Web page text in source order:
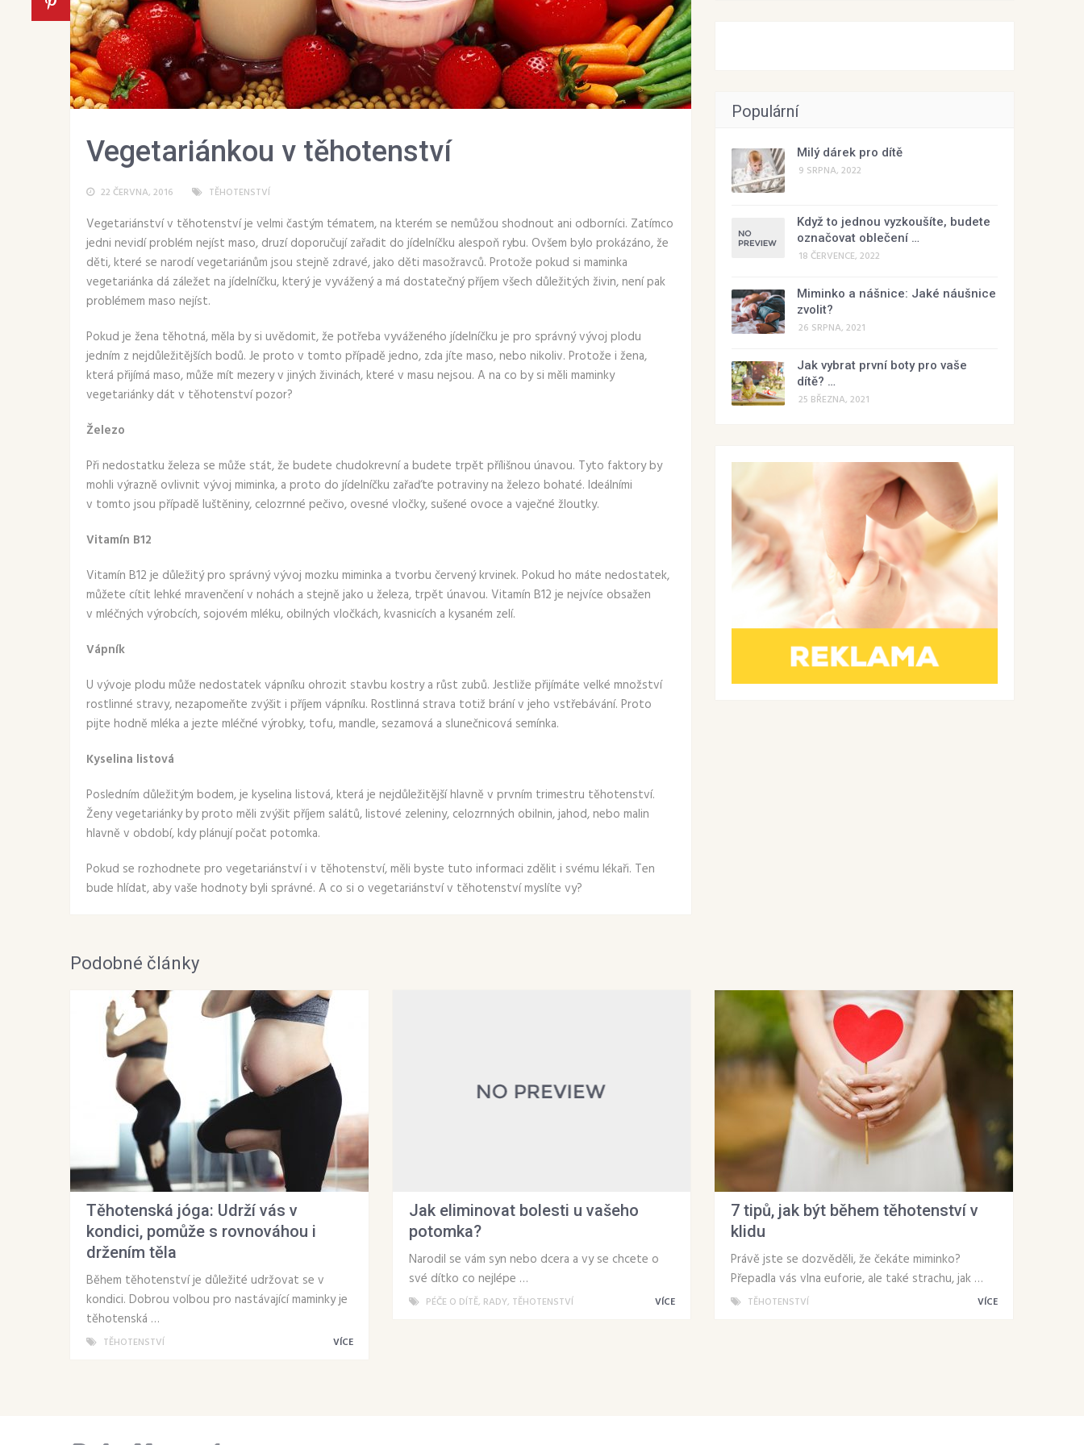
Vegetariánkou v těhotenství
22 ČERVNA, 2016 TĚHOTENSTVÍ
Vegetariánství v těhotenství je velmi častým tématem, na kterém se nemůžou shodnout ani odborníci. Zatímco
jedni nevidí problém nejíst maso, druzí doporučují zařadit do jídelníčku alespoň rybu. Ovšem bylo prokázáno, že
děti, které se narodí vegetariánům jsou stejně zdravé, jako děti masožravců. Protože pokud si maminka
vegetariánka dá záležet na jídelníčku, který je vyvážený a má dostatečný příjem všech důležitých živin, není pak
problémem maso nejíst.
Pokud je žena těhotná, měla by si uvědomit, že potřeba vyváženého jídelníčku je pro správný vývoj plodu
jedním z nejdůležitějších bodů. Je proto v tomto případě jedno, zda jíte maso, nebo nikoliv. Protože i žena,
která přijímá maso, může mít mezery v jiných živinách, které v masu nejsou. A na co by si měli maminky
vegetariánky dát v těhotenství pozor?
Železo
Při nedostatku železa se může stát, že budete chudokrevní a budete trpět přílišnou únavou. Tyto faktory by
mohli výrazně ovlivnit vývoj miminka, a proto do jídelníčku zařaďte potraviny na železo bohaté. Ideálními
v tomto jsou případě luštěniny, celozrnné pečivo, ovesné vločky, sušené ovoce a vaječné žloutky.
Vitamín B12
Vitamín B12 je důležitý pro správný vývoj mozku miminka a tvorbu červený krvinek. Pokud ho máte nedostatek,
můžete cítit lehké mravenčení v nohách a stejně jako u železa, trpět únavou. Vitamín B12 je nejvíce obsažen
v mléčných výrobcích, sojovém mléku, obilných vločkách, kvasnicích a kysaném zelí.
Vápník
U vývoje plodu může nedostatek vápníku ohrozit stavbu kostry a růst zubů. Jestliže přijímáte velké množství
rostlinné stravy, nezapomeňte zvýšit i příjem vápníku. Rostlinná strava totiž brání v jeho vstřebávání. Proto
pijte hodně mléka a jezte mléčné výrobky, tofu, mandle, sezamová a slunečnicová semínka.
Kyselina listová
Posledním důležitým bodem, je kyselina listová, která je nejdůležitější hlavně v prvním trimestru těhotenství.
Ženy vegetariánky by proto měli zvýšit příjem salátů, listové zeleniny, celozrnných obilnin, jahod, nebo malin
hlavně v období, kdy plánují počat potomka.
Pokud se rozhodnete pro vegetariánství i v těhotenství, měli byste tuto informaci zdělit i svému lékaři. Ten
bude hlídat, aby vaše hodnoty byli správné. A co si o vegetariánství v těhotenství myslíte vy?
Populární
Milý dárek pro dítě
9 SRPNA, 2022
Když to jednou vyzkoušíte, budete
označovat oblečení …
18 ČERVENCE, 2022
Miminko a nášnice: Jaké náušnice
zvolit?
26 SRPNA, 2021
Jak vybrat první boty pro vaše
dítě? …
25 BŘEZNA, 2021
Podobné články
Těhotenská jóga: Udrží vás v
kondici, pomůže s rovnováhou i
držením těla
Během těhotenství je důležité udržovat se v
kondici. Dobrou volbou pro nastávající maminky je
těhotenská …
TĚHOTENSTVÍ VÍCE
Jak eliminovat bolesti u vašeho
potomka?
Narodil se vám syn nebo dcera a vy se chcete o
své dítko co nejlépe …
PÉČE O DÍTĚ, RADY, TĚHOTENSTVÍ VÍCE
7 tipů, jak být během těhotenství v
klidu
Právě jste se dozvěděli, že čekáte miminko?
Přepadla vás vlna euforie, ale také strachu, jak …
TĚHOTENSTVÍ VÍCE